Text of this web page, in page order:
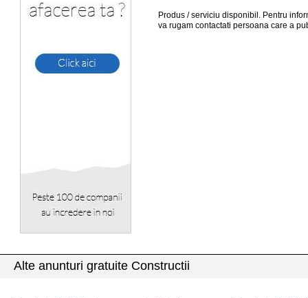
Produs / serviciu disponibil . Pentru
va rugam contactati persoana care a
Alte anunturi gratuite Constructii